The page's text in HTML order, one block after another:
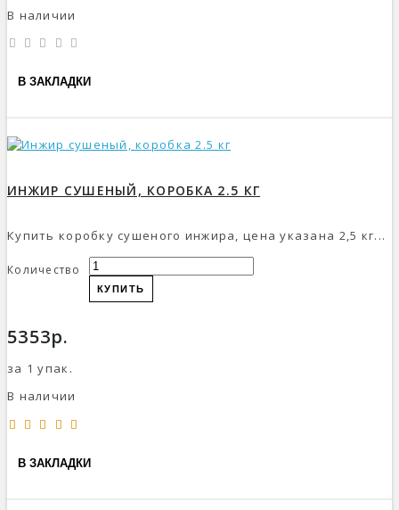
В наличии
В ЗАКЛАДКИ
ИНЖИР СУШЕНЫЙ, КОРОБКА 2.5 КГ
Купить коробку сушеного инжира, цена указана 2,5 кг...
Количество
КУПИТЬ
5353р.
за 1 упак.
В наличии
В ЗАКЛАДКИ